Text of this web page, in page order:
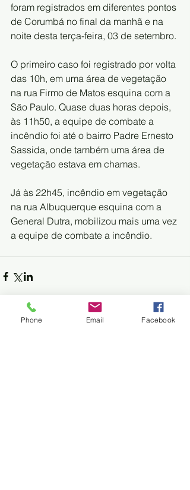
foram registrados em diferentes pontos
de Corumbá no final da manhã e na
noite desta terça-feira, 03 de setembro.
O primeiro caso foi registrado por volta
das 10h, em uma área de vegetação
na rua Firmo de Matos esquina com a
São Paulo. Quase duas horas depois,
às 11h50, a equipe de combate a
incêndio foi até o bairro Padre Ernesto
Sassida, onde também uma área de
vegetação estava em chamas.
Já às 22h45, incêndio em vegetação
na rua Albuquerque esquina com a
General Dutra, mobilizou mais uma vez
a equipe de combate a incêndio.
Phone Email Facebook